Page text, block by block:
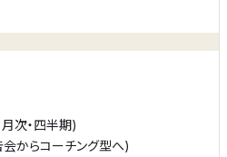
次・四半期)
からコーチング型へ)